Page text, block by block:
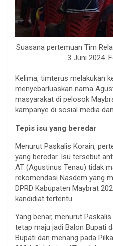
Suasana pertemuan Tim
3 Juni 2024.
Kelima, timterus melakukan
menyebarluaskan nama
masyarakat di pelosok
kampanye di sosial media
Tepis isu yang beredar
Menurut Paskalis Korain,
yang beredar. Isu tersebut
AT (Agustinus Tenau) tidak
rekomendasi Nasdem yang
DPRD Kabupaten Maybrat
kandidiat tertentu.
Yang benar, menurut
tetap maju jadi Balon Bupati
Bupati dan menang pada